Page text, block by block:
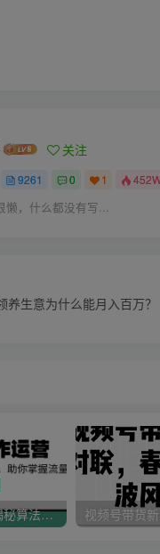
关注
9261 0 1
懒，什么都没有写...
生意为什么能月入百万？
AI短视频创作运营，揭秘算法、文案创作与私域引流，助你掌握流量密码